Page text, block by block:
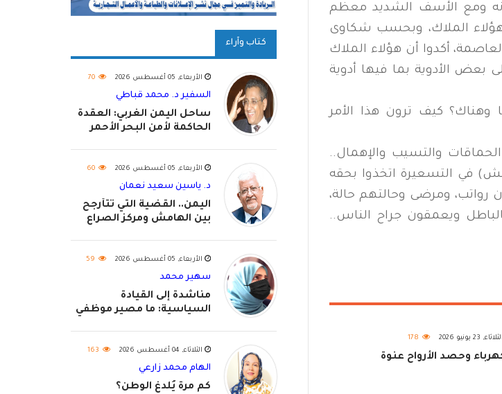
أنه ومع الأسف الشديد معظم
الملاك، وبحسب شكاوى
أكدوا أن هؤلاء الملاك
بعض الأدوية بما فيها أدوية
وهناك؟ كيف ترون هذا الأمر
والتسيب والإهمال..
في التسعيرة اتخذوا بحقه
رواتب، ومرضى وحالتهم حالة،
ويعمقون جراح الناس..
الثلاثاء, 23 يونيو 2026 178
وحصد الأرواح عنوة
كتاب وآراء
الأربعاء, 05 أغسطس 2026 70
السفير د. محمد قباطي
ساحل اليمن الغربي: العقدة
الحاكمة لأمن البحر الأحمر
الأربعاء, 05 أغسطس 2026 60
د. ياسين سعيد نعمان
اليمن.. القضية التي تتأرجح
بين الهامش ومركز الصراع
الأربعاء, 05 أغسطس 2026 59
سهير محمد
مناشدة إلى القيادة
السياسية: ما مصير موظفي
الثلاثاء, 04 أغسطس 2026 163
الهام محمد زارعي
كم مرة يُلدغ الوطن؟